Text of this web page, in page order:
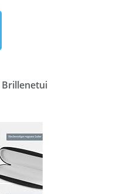
Brillenetui